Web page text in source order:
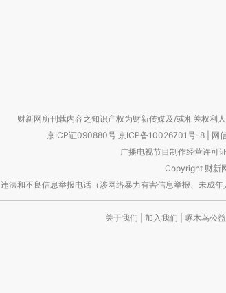
财新网所刊载内容之知识产权为财新传媒及/或相关权利
京ICP证090880号 京ICP备10026701号-8 网
广播电视节目制作经营许可
Copyright 财新
违法和不良信息举报电话（涉网络暴力有害信息举报、未
关于我们 加入我们 啄木鸟公